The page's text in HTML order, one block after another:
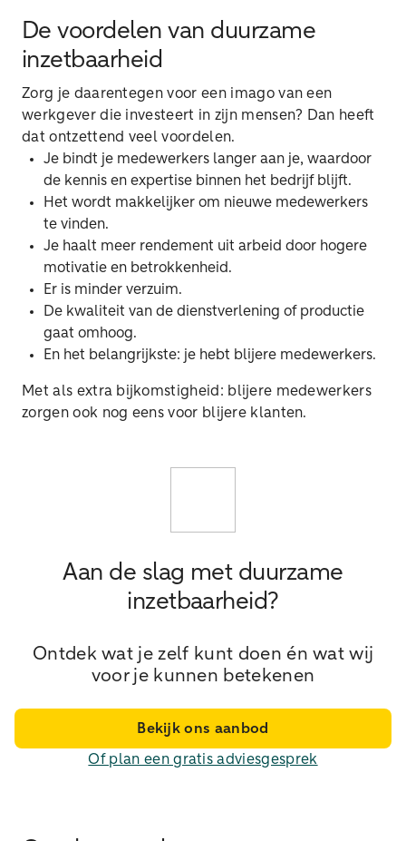
De voordelen van duurzame
inzetbaarheid
Zorg je daarentegen voor een imago van een
werkgever die investeert in zijn mensen? Dan heeft
dat ontzettend veel voordelen.
Je bindt je medewerkers langer aan je, waardoor
de kennis en expertise binnen het bedrijf blijft.
Het wordt makkelijker om nieuwe medewerkers
te vinden.
Je haalt meer rendement uit arbeid door hogere
motivatie en betrokkenheid.
Er is minder verzuim.
De kwaliteit van de dienstverlening of productie
gaat omhoog.
En het belangrijkste: je hebt blijere medewerkers.
Met als extra bijkomstigheid: blijere medewerkers
zorgen ook nog eens voor blijere klanten.
Aan de slag met duurzame
inzetbaarheid?
Ontdek wat je zelf kunt doen én wat wij
voor je kunnen betekenen
Bekijk ons aanbod
Of plan een gratis adviesgesprek